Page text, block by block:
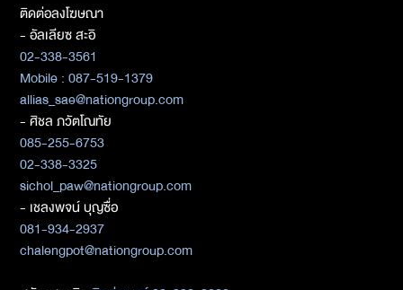
ติดต่อลงโฆษณา
- อัลเลียซ สะอิ
02-338-3561
Mobile : 087-519-1379
allias_sae@nationgroup.com
- ศิชล ภวัตโณทัย
085-255-6753
02-338-3325
sichol_paw@nationgroup.com
- เชลงพจน์ บุญซื่อ
081-934-2937
chalengpot@nationgroup.com